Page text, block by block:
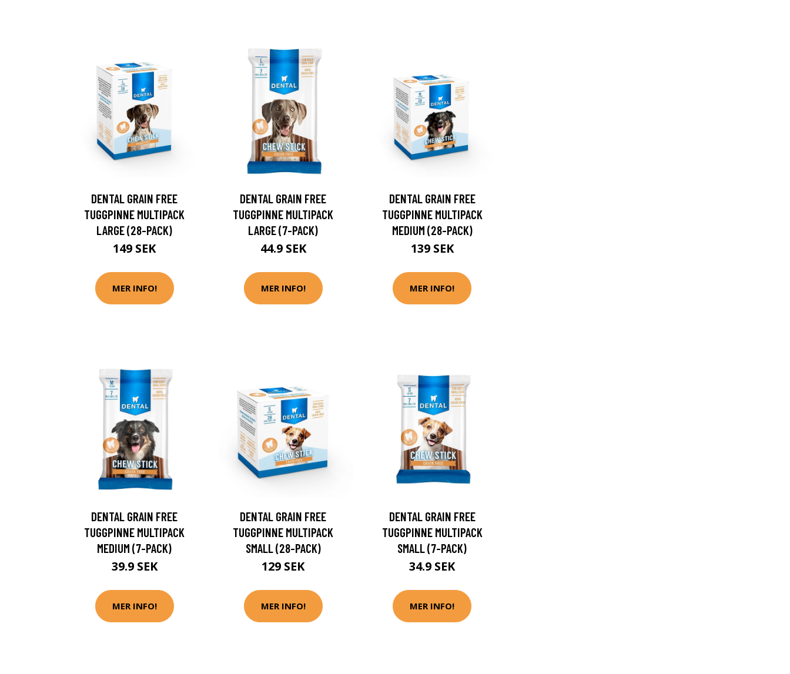
DENTAL GRAIN FREE
TUGGPINNE MULTIPACK
LARGE (28-PACK)
149 SEK
MER INFO!
DENTAL GRAIN FREE
TUGGPINNE MULTIPACK
LARGE (7-PACK)
44.9 SEK
MER INFO!
DENTAL GRAIN FREE
TUGGPINNE MULTIPACK
MEDIUM (28-PACK)
139 SEK
MER INFO!
DENTAL GRAIN FREE
TUGGPINNE MULTIPACK
MEDIUM (7-PACK)
39.9 SEK
MER INFO!
DENTAL GRAIN FREE
TUGGPINNE MULTIPACK
SMALL (28-PACK)
129 SEK
MER INFO!
DENTAL GRAIN FREE
TUGGPINNE MULTIPACK
SMALL (7-PACK)
34.9 SEK
MER INFO!